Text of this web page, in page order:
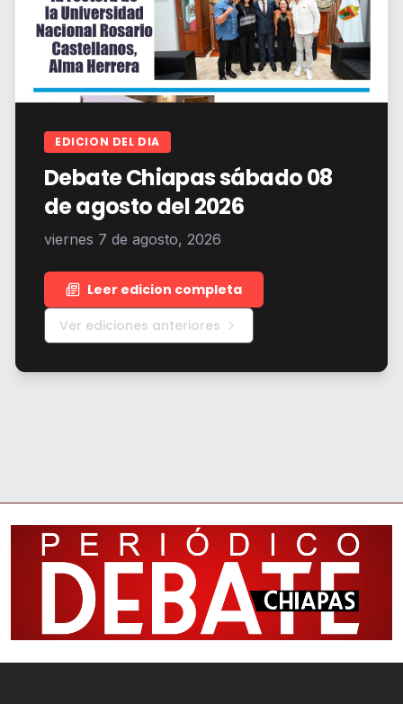
EDICION DEL DIA
Debate Chiapas sábado 08
de agosto del 2026
viernes 7 de agosto, 2026
Leer edicion completa
Ver ediciones anteriores